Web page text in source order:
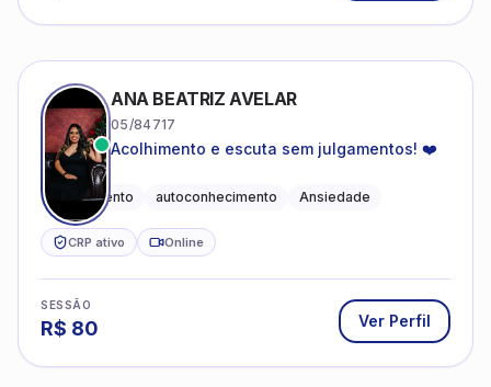
ANA BEATRIZ AVELAR
05/84717
Acolhimento e escuta sem julgamentos! ❤️
Acolhimento autoconhecimento Ansiedade
CRP ativo Online
SESSÃO
R$ 80 Ver Perfil